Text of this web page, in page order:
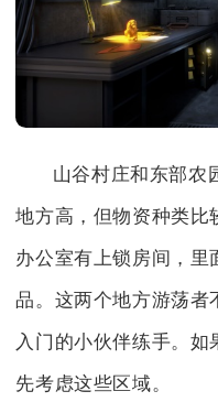
山谷村庄和东部农
地方高，但物资种类比
办公室有上锁房间，里
品。这两个地方游荡者
入门的小伙伴练手。如
先考虑这些区域。